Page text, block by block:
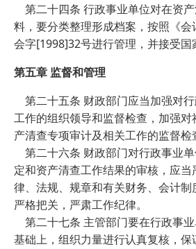
第二十四条 行政事业单位对在资
料，要分类整理形成档案，按照《
会字[1998]32号进行管理，并接受国
第五章 监督和管理
第二十五条 财政部门应当加强对
工作的组织领导和监督检查，加强
产清查专项审计及相关工作的监督检
第二十六条 财政部门对行政事业
定和资产清查工作结果的审核，应
律、法规、规章和有关财务、会计制
严格把关，严肃工作纪律。
第二十七条 主管部门要在行政事
基础上，组织力量进行认真复核，